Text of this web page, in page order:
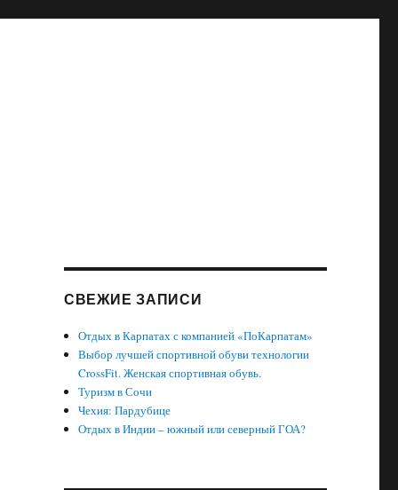
СВЕЖИЕ ЗАПИСИ
Отдых в Карпатах с компанией «ПоКарпатам»
Выбор лучшей спортивной обуви технологии
CrossFit. Женская спортивная обувь.
Туризм в Сочи
Чехия: Пардубице
Отдых в Индии – южный или северный ГОА?